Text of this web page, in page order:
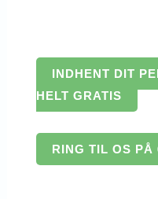
INDHENT DIT
HELT GRATIS
RING TIL OS PÅ